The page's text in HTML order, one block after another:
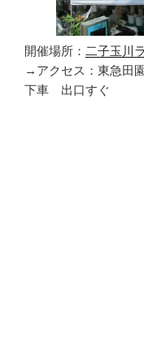
開催場所： 二子玉川
→アクセス：東急田
下車 出口すぐ